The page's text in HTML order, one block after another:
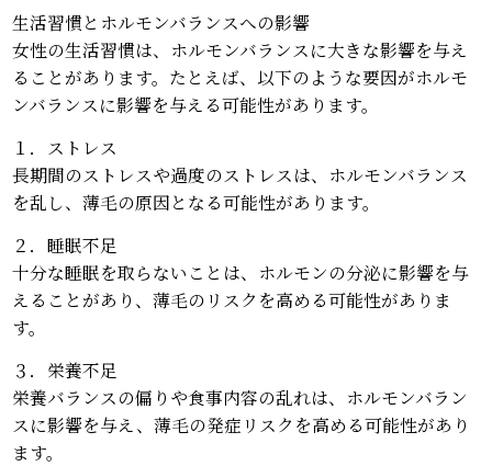
生活習慣とホルモンバランスへの影響
女性の生活習慣は、ホルモンバランスに大きな影響を与え
ることがあります。たとえば、以下のような要因がホルモ
ンバランスに影響を与える可能性があります。
１．ストレス
長期間のストレスや過度のストレスは、ホルモンバランス
を乱し、薄毛の原因となる可能性があります。
２．睡眠不足
十分な睡眠を取らないことは、ホルモンの分泌に影響を与
えることがあり、薄毛のリスクを高める可能性がありま
す。
３．栄養不足
栄養バランスの偏りや食事内容の乱れは、ホルモンバラン
スに影響を与え、薄毛の発症リスクを高める可能性があり
ます。